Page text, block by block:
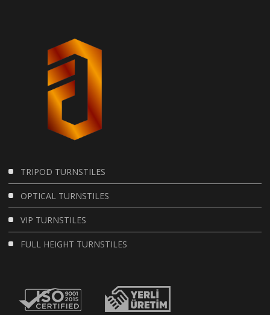
TRIPOD TURNSTILES
OPTICAL TURNSTILES
VIP TURNSTILES
FULL HEIGHT TURNSTILES